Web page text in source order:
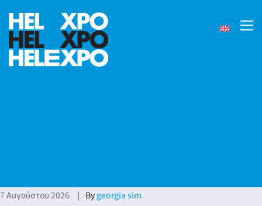
7 Αυγούστου 2026 Bygeorgia sim